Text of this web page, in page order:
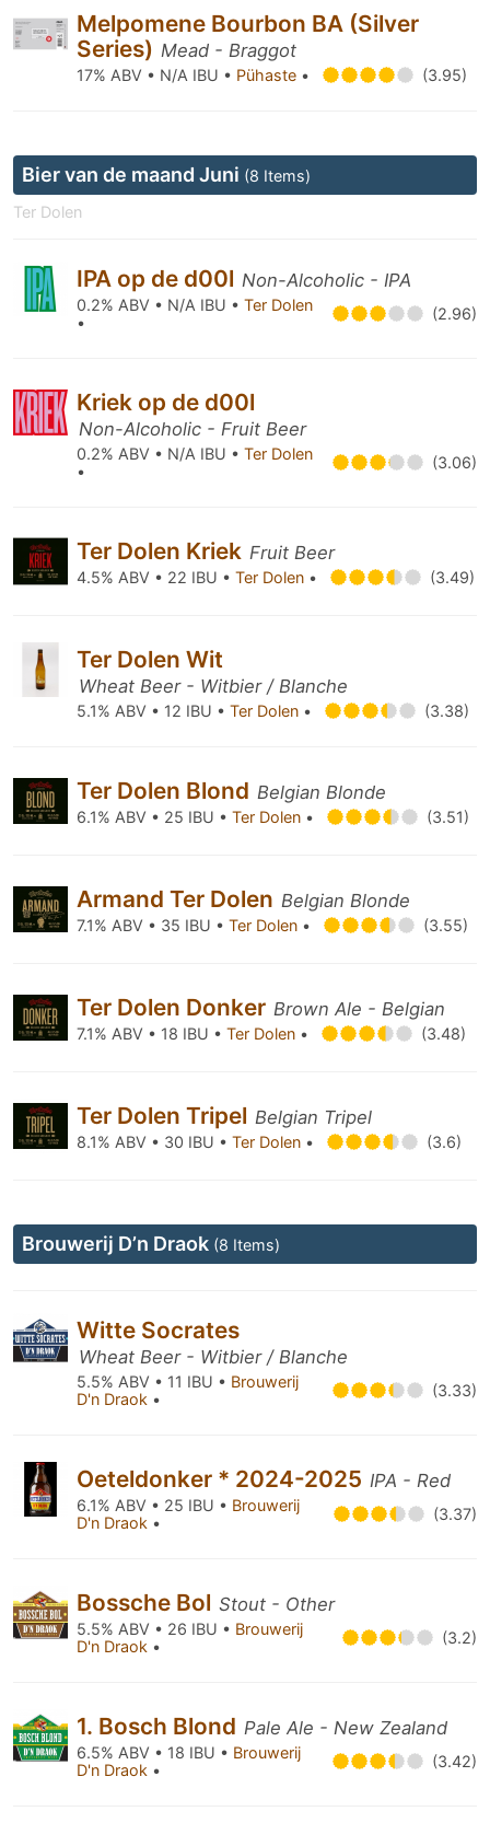
Melpomene Bourbon BA (Silver
Series) Mead - Braggot
17% ABV • N/A IBU • Pühaste • (3.95)
Bier van de maand Juni (8 Items)
Ter Dolen
IPA op de d00l Non-Alcoholic - IPA
0.2% ABV • N/A IBU • Ter Dolen
•
(2.96)
Kriek op de d00l
Non-Alcoholic - Fruit Beer
0.2% ABV • N/A IBU • Ter Dolen
•
(3.06)
Ter Dolen Kriek Fruit Beer
4.5% ABV • 22 IBU • Ter Dolen • (3.49)
Ter Dolen Wit
Wheat Beer - Witbier / Blanche
5.1% ABV • 12 IBU • Ter Dolen • (3.38)
Ter Dolen Blond Belgian Blonde
6.1% ABV • 25 IBU • Ter Dolen • (3.51)
Armand Ter Dolen Belgian Blonde
7.1% ABV • 35 IBU • Ter Dolen • (3.55)
Ter Dolen Donker Brown Ale - Belgian
7.1% ABV • 18 IBU • Ter Dolen • (3.48)
Ter Dolen Tripel Belgian Tripel
8.1% ABV • 30 IBU • Ter Dolen • (3.6)
Brouwerij D’n Draok (8 Items)
Witte Socrates
Wheat Beer - Witbier / Blanche
5.5% ABV • 11 IBU • Brouwerij
D'n Draok • (3.33)
Oeteldonker * 2024-2025 IPA - Red
6.1% ABV • 25 IBU • Brouwerij
D'n Draok • (3.37)
Bossche Bol Stout - Other
5.5% ABV • 26 IBU • Brouwerij
D'n Draok • (3.2)
1. Bosch Blond Pale Ale - New Zealand
6.5% ABV • 18 IBU • Brouwerij
D'n Draok • (3.42)